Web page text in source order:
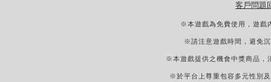
客戶問題
※本遊戲為免費使用，遊戲
※請注意遊戲時間，避免
※本遊戲提供之機會中獎商品，
※於平台上尊重包容多元性別